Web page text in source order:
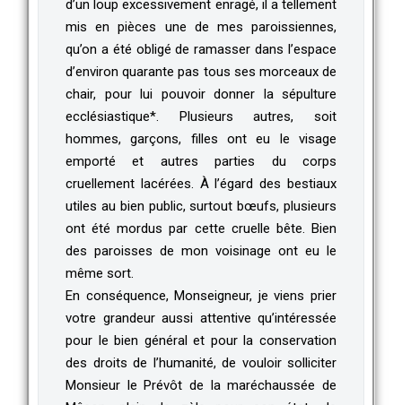
d’un loup excessivement enragé, il a tellement
mis en pièces une de mes paroissiennes,
qu’on a été obligé de ramasser dans l’espace
d’environ quarante pas tous ses morceaux de
chair, pour lui pouvoir donner la sépulture
ecclésiastique*. Plusieurs autres, soit
hommes, garçons, filles ont eu le visage
emporté et autres parties du corps
cruellement lacérées. À l’égard des bestiaux
utiles au bien public, surtout bœufs, plusieurs
ont été mordus par cette cruelle bête. Bien
des paroisses de mon voisinage ont eu le
même sort.
En conséquence, Monseigneur, je viens prier
votre grandeur aussi attentive qu’intéressée
pour le bien général et pour la conservation
des droits de l’humanité, de vouloir solliciter
Monsieur le Prévôt de la maréchaussée de